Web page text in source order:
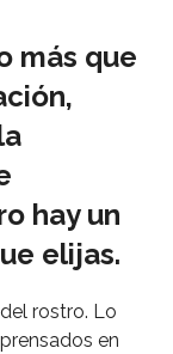
más que
hay un
elijas.
rostro. Lo
en